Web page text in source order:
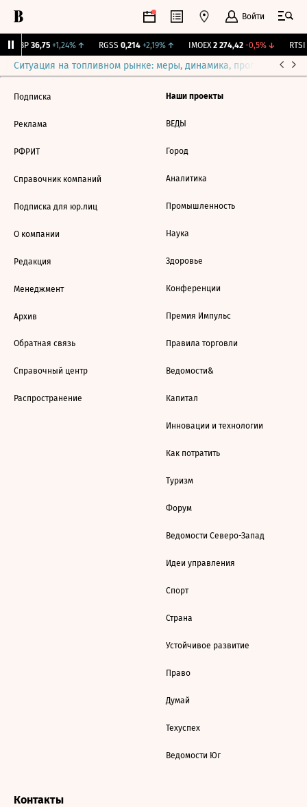
Войти
BSPBP 36,75 +1,24%↑ RGSS 0,214 +2,19%↑ IMOEX 2 274,42 -0,5%↓ RTSI
Ситуация на топливном рынке: меры, динамика, прогнозы
Подписка
Реклама
РФРИТ
Справочник компаний
Подписка для юр.лиц
О компании
Редакция
Менеджмент
Архив
Обратная связь
Справочный центр
Распространение
Наши проекты
ВЕДЫ
Город
Аналитика
Промышленность
Наука
Здоровье
Конференции
Премия Импульс
Правила торговли
Ведомости&
Капитал
Инновации и технологии
Как потратить
Туризм
Форум
Ведомости Северо-Запад
Идеи управления
Спорт
Страна
Устойчивое развитие
Право
Думай
Техуспех
Ведомости Юг
Контакты